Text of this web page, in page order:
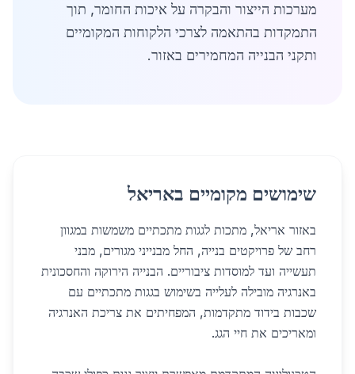
מערכות הייצור והבקרה על איכות החומר, תוך
התמקדות בהתאמה לצרכי הלקוחות המקומיים
ותקני הבנייה המחמירים באזור.
שימושים מקומיים באריאל
באזור אריאל, מתכות לגגות מתכתיים משמשות במגוון
רחב של פרויקטים בנייה, החל מבנייני מגורים, מבני
תעשייה ועד למוסדות ציבוריים. הבנייה הירוקה והחסכונית
באנרגיה מובילה לעלייה בשימוש בגגות מתכתיים עם
שכבות בידוד מתקדמות, המפחיתים את צריכת האנרגיה
ומאריכים את חיי הגג.